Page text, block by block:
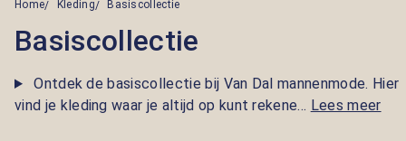
Home Kleding Basiscollectie
Basiscollectie
Ontdek de basiscollectie bij Van Dal mannenmode. Hier
vind je kleding waar je altijd op kunt rekene... Lees meer